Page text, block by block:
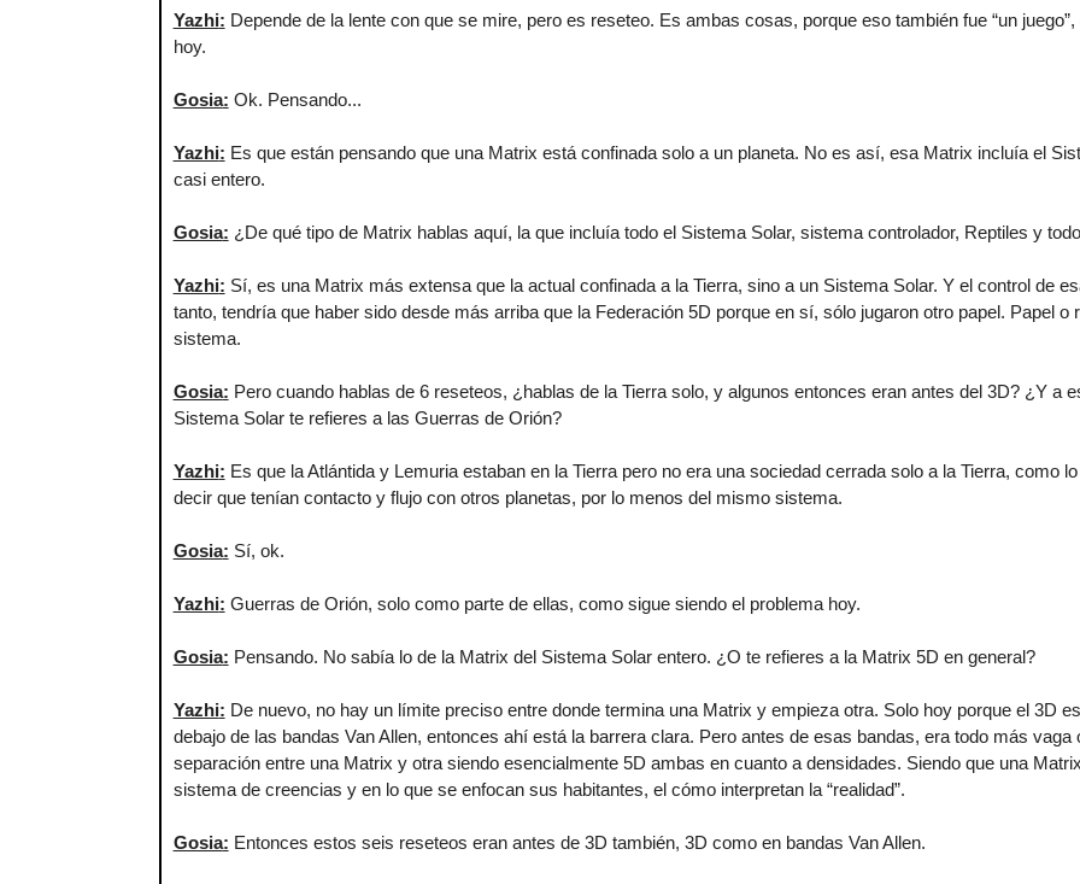
Yazhi: Depende de la lente con que se mire, pero es reseteo. Es ambas cosas, porque eso también fue “un
hoy.
Gosia: Ok. Pensando...
Yazhi: Es que están pensando que una Matrix está confinada solo a un planeta. No es así, esa Matrix incluía el
casi entero.
Gosia: ¿De qué tipo de Matrix hablas aquí, la que incluía todo el Sistema Solar, sistema controlador, Reptiles y
Yazhi: Sí, es una Matrix más extensa que la actual confinada a la Tierra, sino a un Sistema Solar. Y el control de
tanto, tendría que haber sido desde más arriba que la Federación 5D porque en sí, sólo jugaron otro papel. Papel o
sistema.
Gosia: Pero cuando hablas de 6 reseteos, ¿hablas de la Tierra solo, y algunos entonces eran antes del 3D? ¿Y a
Sistema Solar te refieres a las Guerras de Orión?
Yazhi: Es que la Atlántida y Lemuria estaban en la Tierra pero no era una sociedad cerrada solo a la Tierra, como
decir que tenían contacto y flujo con otros planetas, por lo menos del mismo sistema.
Gosia: Sí, ok.
Yazhi: Guerras de Orión, solo como parte de ellas, como sigue siendo el problema hoy.
Gosia: Pensando. No sabía lo de la Matrix del Sistema Solar entero. ¿O te refieres a la Matrix 5D en general?
Yazhi: De nuevo, no hay un límite preciso entre donde termina una Matrix y empieza otra. Solo hoy porque el 3D
debajo de las bandas Van Allen, entonces ahí está la barrera clara. Pero antes de esas bandas, era todo más vaga
separación entre una Matrix y otra siendo esencialmente 5D ambas en cuanto a densidades. Siendo que una
sistema de creencias y en lo que se enfocan sus habitantes, el cómo interpretan la “realidad”.
Gosia: Entonces estos seis reseteos eran antes de 3D también, 3D como en bandas Van Allen.